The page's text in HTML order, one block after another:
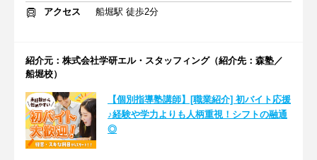
アクセス
船堀駅 徒歩2分
紹介元：株式会社学研エル・スタッフィング（紹介先：森塾／
船堀校）
【個別指導塾講師】[職業紹介] 初バイト応援
♪経験や学力よりも人柄重視！シフトの融通
◎